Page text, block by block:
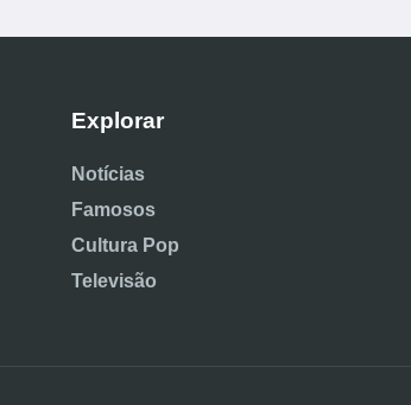
Explorar
Notícias
Famosos
Cultura Pop
Televisão